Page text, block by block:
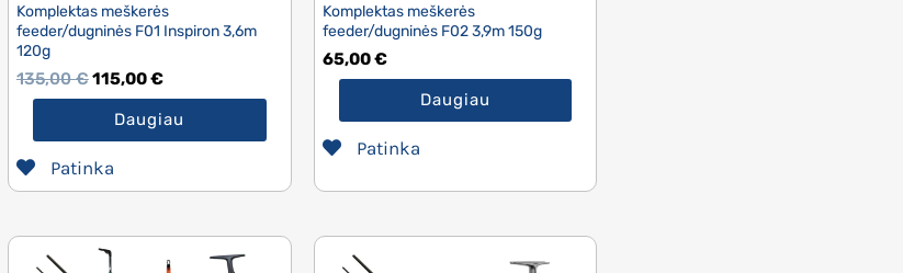
Komplektas meškerės
feeder/dugninės F01 Inspiron 3,6m
120g
135,00€115,00€
Daugiau
Patinka
Komplektas meškerės
feeder/dugninės F02 3,9m 150g
65,00€
Daugiau
Patinka